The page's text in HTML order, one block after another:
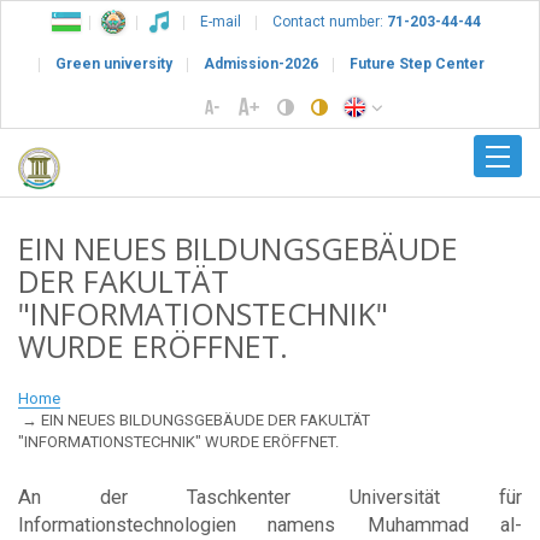
E-mail Contact number: 71-203-44-44
Green university Admission-2026 Future Step Center
EIN NEUES BILDUNGSGEBÄUDE
DER FAKULTÄT
"INFORMATIONSTECHNIK"
WURDE ERÖFFNET.
Home
EIN NEUES BILDUNGSGEBÄUDE DER FAKULTÄT
"INFORMATIONSTECHNIK" WURDE ERÖFFNET.
An der Taschkenter Universität für
Informationstechnologien namens Muhammad al-